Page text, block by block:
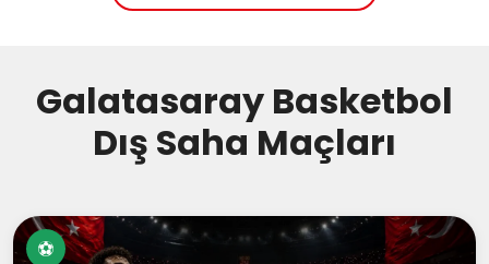
Galatasaray Basketbol
Dış Saha Maçları
⚽